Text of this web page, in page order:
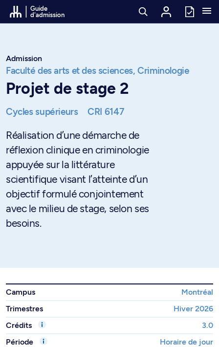
Passer au contenu
Guide
d'admission
Admission
Faculté des arts et des sciences, Criminologie
Projet de stage 2
Cycles supérieurs CRI 6147
Réalisation d’une démarche de
réflexion clinique en criminologie
appuyée sur la littérature
scientifique visant l’atteinte d’un
objectif formulé conjointement
avec le milieu de stage, selon ses
besoins.
Campus
Montréal
Trimestres
Hiver 2026
Crédits
3.0
Période
Horaire de jour